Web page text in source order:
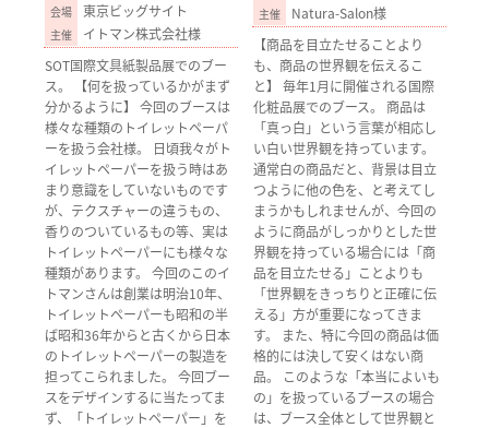
東京ビッグサイト
イトマン株式会社様
SOT国際文具紙製品展でのブー
ス。 【何を扱っているかがまず
分かるように】 今回のブースは
様々な種類のトイレットペーパ
ーを扱う会社様。 日頃我々がト
イレットペーパーを扱う時はあ
まり意識をしていないものです
が、テクスチャーの違うもの、
香りのついているもの等、実は
トイレットペーパーにも様々な
種類があります。 今回のこのイ
トマンさんは創業は明治10年、
トイレットペーパーも昭和の半
ば昭和36年からと古くから日本
のトイレットペーパーの製造を
担ってこられました。 今回ブー
スをデザインするに当たってま
ず、「トイレットペーパー」を
Natura-Salon様
【商品を目立たせることより
も、商品の世界観を伝えるこ
と】 毎年1月に開催される国際
化粧品展でのブース。 商品は
「真っ白」という言葉が相応し
い白い世界観を持っています。
通常白の商品だと、背景は目立
つように他の色を、と考えてし
まうかもしれませんが、今回の
ように商品がしっかりとした世
界観を持っている場合には「商
品を目立たせる」ことよりも
「世界観をきっちりと正確に伝
える」方が重要になってきま
す。 また、特に今回の商品は価
格的には決して安くはない商
品。 このような「本当によいも
の」を扱っているブースの場合
は、ブース全体として世界観と